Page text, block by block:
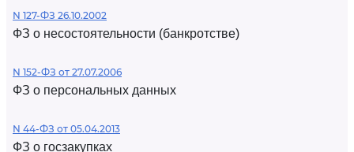
N 127-ФЗ 26.10.2002
ФЗ о несостоятельности (банкротстве)
N 152-ФЗ от 27.07.2006
ФЗ о персональных данных
N 44-ФЗ от 05.04.2013
ФЗ о госзакупках